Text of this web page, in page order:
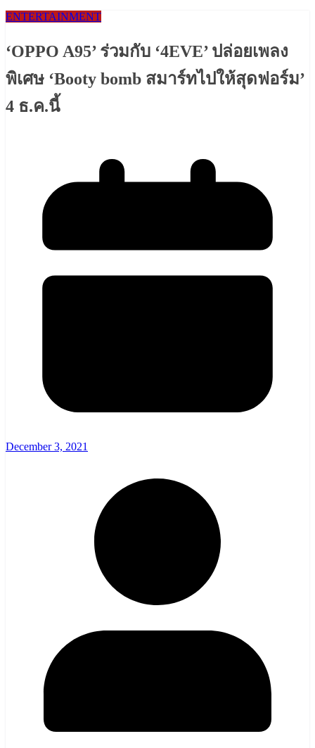
ENTERTAINMENT
‘OPPO A95’ ร่วมกับ ‘4EVE’ ปล่อยเพลง
พิเศษ ‘Booty bomb สมาร์ทไปให้สุดฟอร์ม’
4 ธ.ค.นี้
December 3, 2021